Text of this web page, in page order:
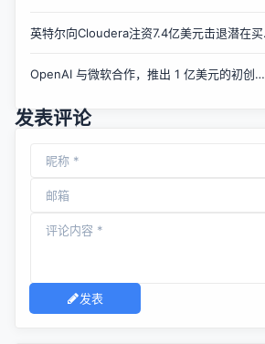
英特尔向Cloudera注资7.4亿美元击退潜在买
OpenAI 与微软合作，推出 1 亿美元的初创基
发表评论
发表